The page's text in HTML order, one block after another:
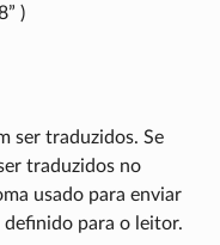
)
ser traduzidos. Se
traduzidos no
usado para enviar
para o leitor.